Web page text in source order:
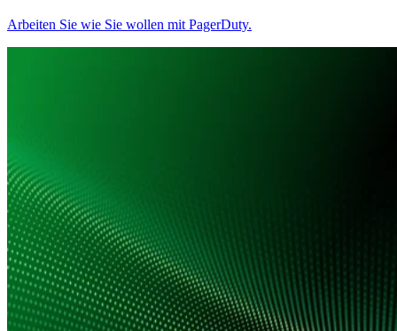
Arbeiten Sie wie Sie wollen mit PagerDuty.